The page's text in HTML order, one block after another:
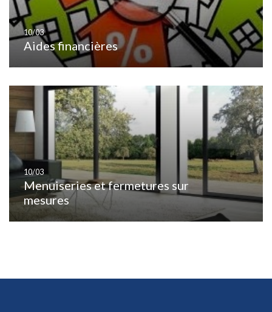
Aides financières
10/03
Menuiseries et fermetures sur
mesures
10/03